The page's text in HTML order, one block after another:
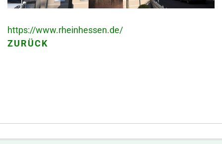
https://www.rheinhessen.de/
ZURÜCK